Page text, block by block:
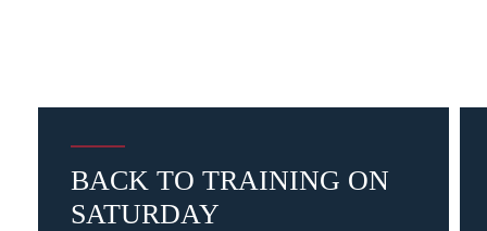
BACK TO TRAINING ON
SATURDAY